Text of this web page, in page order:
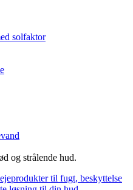
solfaktor
og strålende hud.
til fugt, beskyttelse